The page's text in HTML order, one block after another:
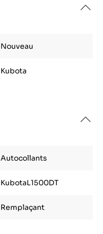
Nouveau
Kubota
Autocollants
KubotaL1500DT
Remplaçant